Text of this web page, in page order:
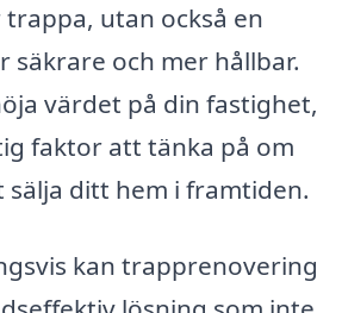
utan också en
säkrare och mer hållbar.
värdet på din fastighet,
faktor att tänka på om
ditt hem i framtiden.
kan trapprenovering